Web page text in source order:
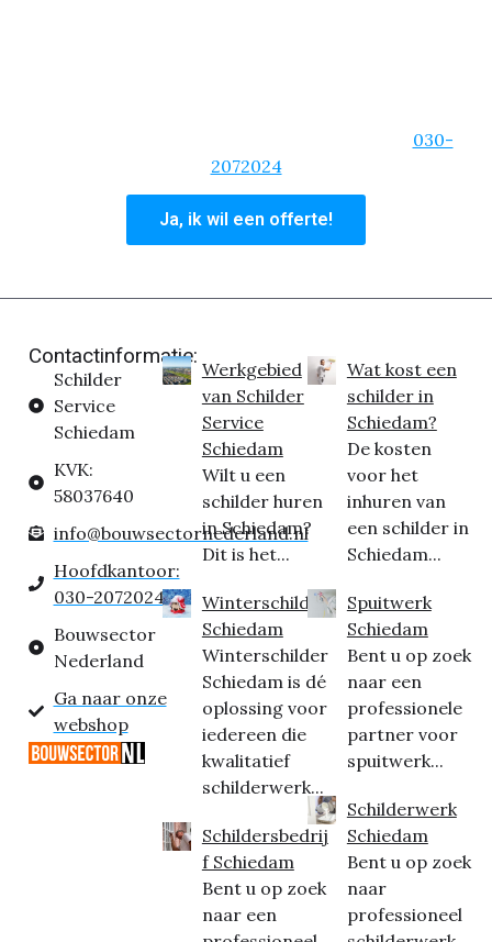
030-
2072024
Ja, ik wil een offerte!
Contactinformatie:
Schilder
Service
Schiedam
KVK:
58037640
info@bouwsectornederland.nl
Hoofdkantoor:
030-2072024
Bouwsector
Nederland
Ga naar onze
webshop
Werkgebied
van Schilder
Service
Schiedam
Wilt u een
schilder huren
in Schiedam?
Dit is het...
Winterschilder
Schiedam
Winterschilder
Schiedam is dé
oplossing voor
iedereen die
kwalitatief
schilderwerk...
Schildersbedrij
f Schiedam
Bent u op zoek
naar een
Wat kost een
schilder in
Schiedam?
De kosten
voor het
inhuren van
een schilder in
Schiedam...
Spuitwerk
Schiedam
Bent u op zoek
naar een
professionele
partner voor
spuitwerk...
Schilderwerk
Schiedam
Bent u op zoek
naar
professioneel